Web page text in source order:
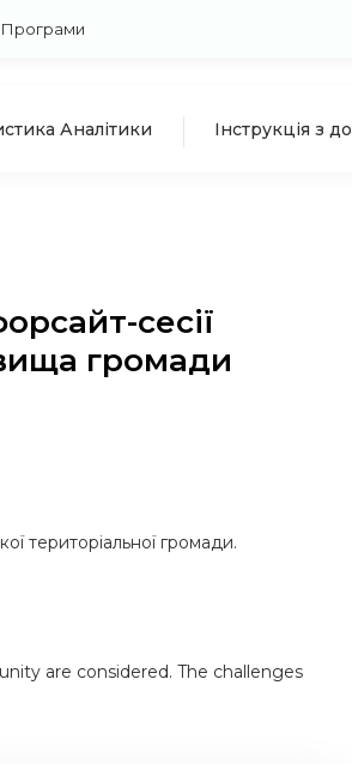
Програми
Аналітики Інструкція з
сесії
громади
територіальної громади.
are considered. The challenges